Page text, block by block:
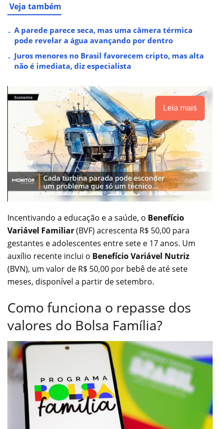
Veja também
A parede parece seca, mas uma câmera térmica
pode revelar a água avançando por dentro
Juros menores no Brasil favorecem cripto, mas alta
não é imediata, diz especialista
Leia mais
Incentivando a educação e a saúde, o Benefício
Variável Familiar(BVF) acrescenta R$ 50,00 para
gestantes e adolescentes entre sete e 17 anos. Um
auxílio recente inclui o Benefício Variável Nutriz
(BVN), um valor de R$ 50,00 por bebê de até sete
meses, disponível a partir de setembro.
Como funciona o repasse dos
valores do Bolsa Família?